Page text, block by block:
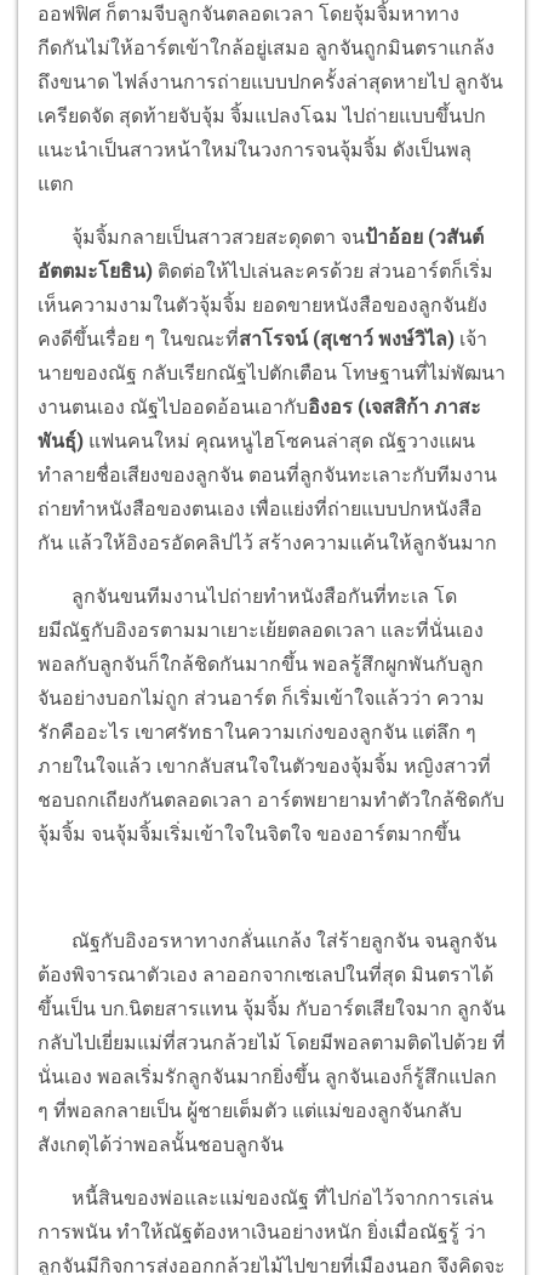
ออฟฟิศ ก็ตามจีบลูกจันตลอดเวลา โดยจุ้มจิ้มหาทาง
กีดกันไม่ให้อาร์ตเข้าใกล้อยู่เสมอ ลูกจันถูกมินตราแกล้ง
ถึงขนาด ไฟล์งานการถ่ายแบบปกครั้งล่าสุดหายไป ลูกจัน
เครียดจัด สุดท้ายจับจุ้ม จิ้มแปลงโฉม ไปถ่ายแบบขึ้นปก
แนะนำเป็นสาวหน้าใหม่ในวงการจนจุ้มจิ้ม ดังเป็นพลุ
แตก
จุ้มจิ้มกลายเป็นสาวสวยสะดุดตา จนป้าอ้อย (วสันต์
อัตตมะโยธิน) ติดต่อให้ไปเล่นละครด้วย ส่วนอาร์ตก็เริ่ม
เห็นความงามในตัวจุ้มจิ้ม ยอดขายหนังสือของลูกจันยัง
คงดีขึ้นเรื่อย ๆ ในขณะที่สาโรจน์ (สุเชาว์ พงษ์วิไล) เจ้า
นายของณัฐ กลับเรียกณัฐไปตักเตือน โทษฐานที่ไม่พัฒนา
งานตนเอง ณัฐไปออดอ้อนเอากับอิงอร (เจสสิก้า ภาสะ
พันธุ์) แฟนคนใหม่ คุณหนูไฮโซคนล่าสุด ณัฐวางแผน
ทำลายชื่อเสียงของลูกจัน ตอนที่ลูกจันทะเลาะกับทีมงาน
ถ่ายทำหนังสือของตนเอง เพื่อแย่งที่ถ่ายแบบปกหนังสือ
กัน แล้วให้อิงอรอัดคลิปไว้ สร้างความแค้นให้ลูกจันมาก
ลูกจันขนทีมงานไปถ่ายทำหนังสือกันที่ทะเล โด
ยมีณัฐกับอิงอรตามมาเยาะเย้ยตลอดเวลา และที่นั่นเอง
พอลกับลูกจันก็ใกล้ชิดกันมากขึ้น พอลรู้สึกผูกพันกับลูก
จันอย่างบอกไม่ถูก ส่วนอาร์ต ก็เริ่มเข้าใจแล้วว่า ความ
รักคืออะไร เขาศรัทธาในความเก่งของลูกจัน แต่ลึก ๆ
ภายในใจแล้ว เขากลับสนใจในตัวของจุ้มจิ้ม หญิงสาวที่
ชอบถกเถียงกันตลอดเวลา อาร์ตพยายามทำตัวใกล้ชิดกับ
จุ้มจิ้ม จนจุ้มจิ้มเริ่มเข้าใจในจิตใจ ของอาร์ตมากขึ้น
ณัฐกับอิงอรหาทางกลั่นแกล้ง ใส่ร้ายลูกจัน จนลูกจัน
ต้องพิจารณาตัวเอง ลาออกจากเซเลปในที่สุด มินตราได้
ขึ้นเป็น บก.นิตยสารแทน จุ้มจิ้ม กับอาร์ตเสียใจมาก ลูกจัน
กลับไปเยี่ยมแม่ที่สวนกล้วยไม้ โดยมีพอลตามติดไปด้วย ที่
นั่นเอง พอลเริ่มรักลูกจันมากยิ่งขึ้น ลูกจันเองก็รู้สึกแปลก
ๆ ที่พอลกลายเป็น ผู้ชายเต็มตัว แต่แม่ของลูกจันกลับ
สังเกตุได้ว่าพอลนั้นชอบลูกจัน
หนี้สินของพ่อและแม่ของณัฐ ที่ไปก่อไว้จากการเล่น
การพนัน ทำให้ณัฐต้องหาเงินอย่างหนัก ยิ่งเมื่อณัฐรู้ ว่า
ลูกจันมีกิจการส่งออกกล้วยไม้ไปขายที่เมืองนอก จึงคิดจะ